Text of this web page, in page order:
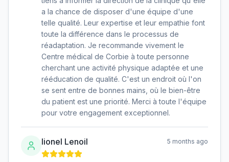
a la chance de disposer d'une équipe d'une
telle qualité. Leur expertise et leur empathie font
toute la différence dans le processus de
réadaptation. Je recommande vivement le
Centre médical de Corbie à toute personne
cherchant une activité physique adaptée et une
rééducation de qualité. C'est un endroit où l'on
se sent entre de bonnes mains, où le bien-être
du patient est une priorité. Merci à toute l'équipe
pour votre engagement exceptionnel.
lionel Lenoil 5 months ago